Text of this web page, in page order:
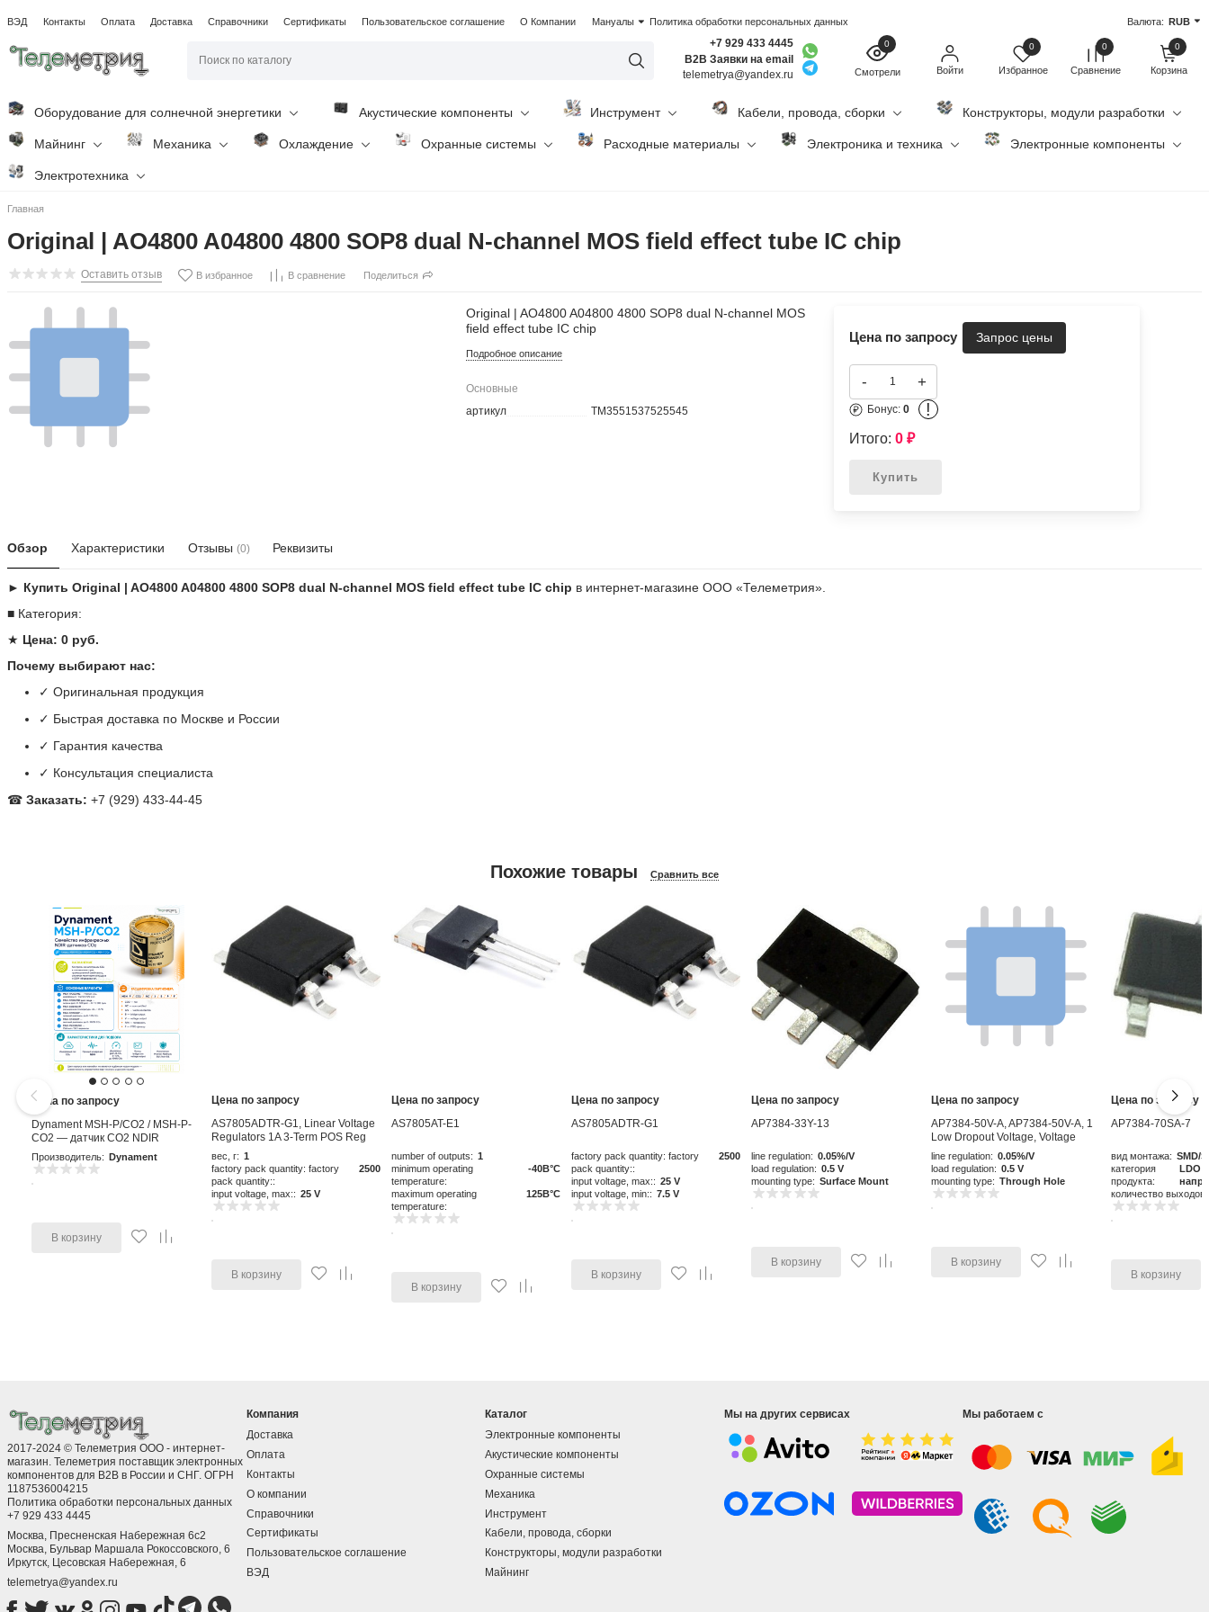
ВЭД Контакты Оплата Доставка Справочники Сертификаты Пользовательское соглашение О Компании Мануалы Политика обработки персональных данных Валюта: RUB
+7 929 433 4445
B2B Заявки на email
telemetrya@yandex.ru
0
Смотрели Войти
0
Избранное
0
Сравнение
0
Корзина
Оборудование для солнечной энергетики Акустические компоненты Инструмент Кабели, провода, сборки Конструкторы, модули разработки
Майнинг Механика Охлаждение Охранные системы Расходные материалы Электроника и техника Электронные компоненты
Электротехника
Главная
Original | AO4800 A04800 4800 SOP8 dual N-channel MOS field effect tube IC chip
Оставить отзыв В избранное В сравнение Поделиться
Original | AO4800 A04800 4800 SOP8 dual N-channel MOS
field effect tube IC chip
Подробное описание
Основные
артикул
TM3551537525545
Цена по запросу
- +
Бонус: 0 !
Итого: 0 ₽
Купить
Обзор Характеристики Отзывы (0) Реквизиты
► Купить Original | AO4800 A04800 4800 SOP8 dual N-channel MOS field effect tube IC chip в интернет-магазине ООО «Телеметрия».
■ Категория:
★ Цена: 0 руб.
Почему выбирают нас:
✓ Оригинальная продукция
✓ Быстрая доставка по Москве и России
✓ Гарантия качества
✓ Консультация специалиста
☎Заказать: +7 (929) 433-44-45
Похожие товары Сравнить все
Цена по запросу
Dynament MSH-P/CO2 / MSH-P-
CO2 — датчик CO2 NDIR
Производитель: Dynament
В корзину
Цена по запросу
AS7805ADTR-G1, Linear Voltage
Regulators 1A 3-Term POS Reg
Output 1A
вес, г: 1
factory pack quantity: factory
pack quantity::
2500
input voltage, max:: 25 V
В корзину
Цена по запросу
AS7805AT-E1
number of outputs: 1
minimum operating
temperature:
-40В°C
maximum operating
temperature:
125В°C
В корзину
Цена по запросу
AS7805ADTR-G1
factory pack quantity: factory
pack quantity::
2500
input voltage, max:: 25 V
input voltage, min:: 7.5 V
В корзину
Цена по запросу
AP7384-33Y-13
line regulation: 0.05%/V
load regulation: 0.5 V
mounting type: Surface Mount
В корзину
Цена по запросу
AP7384-50V-A, AP7384-50V-A, 1
Low Dropout Voltage, Voltage
Regulator 50mA, 5 V 3-Pin, TO-92
line regulation: 0.05%/V
load regulation: 0.5 V
mounting type: Through Hole
В корзину
Цена по запросу
AP7384-70SA-7
вид монтажа: SMD/
категория
продукта:
LDO
количество выходов:
В корзину
2017-2024 © Телеметрия ООО - интернет-
магазин. Телеметрия поставщик электронных
компонентов для B2B в России и СНГ. ОГРН
1187536004215
Политика обработки персональных данных
+7 929 433 4445
Москва, Пресненская Набережная 6с2
Москва, ​Бульвар Маршала Рокоссовского, 6
Иркутск, ​Цесовская Набережная, 6
telemetrya@yandex.ru
Компания
Доставка
Оплата
Контакты
О компании
Справочники
Сертификаты
Пользовательское соглашение
ВЭД
Каталог
Электронные компоненты
Акустические компоненты
Охранные системы
Механика
Инструмент
Кабели, провода, сборки
Конструкторы, модули разработки
Майнинг
Мы на других сервисах Мы работаем с